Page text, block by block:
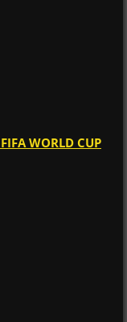
WORLD CUP